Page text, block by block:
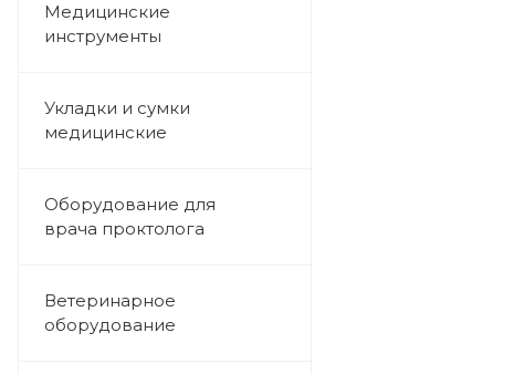
Медицинские
инструменты
Укладки и сумки
медицинские
Оборудование для
врача проктолога
Ветеринарное
оборудование